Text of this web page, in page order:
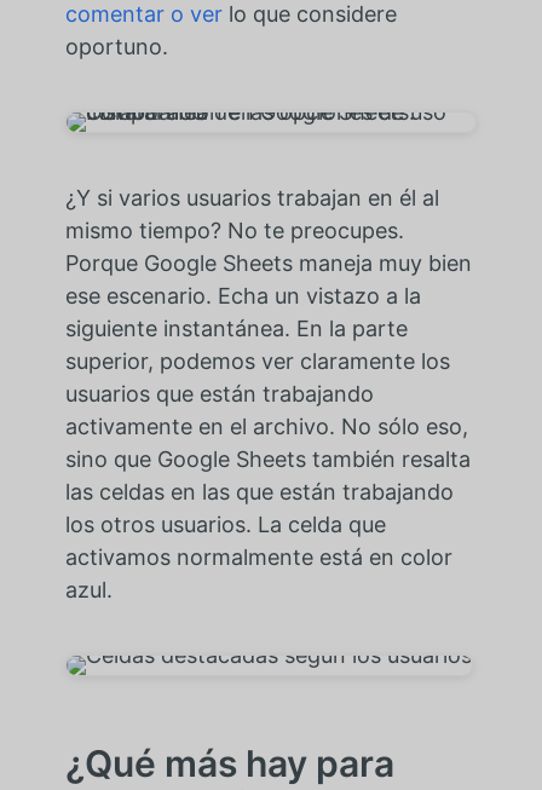
comentar o verlo que considere
oportuno.
¿Y si varios usuarios trabajan en él al
mismo tiempo? No te preocupes.
Porque Google Sheets maneja muy bien
ese escenario. Echa un vistazo a la
siguiente instantánea. En la parte
superior, podemos ver claramente los
usuarios que están trabajando
activamente en el archivo. No sólo eso,
sino que Google Sheets también resalta
las celdas en las que están trabajando
los otros usuarios. La celda que
activamos normalmente está en color
azul.
¿Qué más hay para